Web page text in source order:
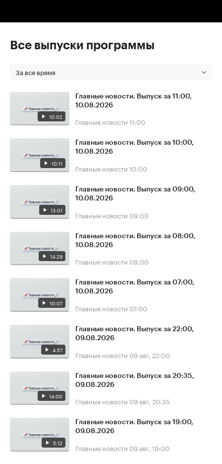
Все выпуски программы
За все время
10:02
Главные новости. Выпуск за 11:00,
10.08.2026
Главные новости 11:00
10:11
Главные новости. Выпуск за 10:00,
10.08.2026
Главные новости 10:00
13:01
Главные новости. Выпуск за 09:00,
10.08.2026
Главные новости 09:00
14:29
Главные новости. Выпуск за 08:00,
10.08.2026
Главные новости 08:00
10:07
Главные новости. Выпуск за 07:00,
10.08.2026
Главные новости 07:00
4:57
Главные новости. Выпуск за 22:00,
09.08.2026
Главные новости 09 авг, 22:00
14:00
Главные новости. Выпуск за 20:35,
09.08.2026
Главные новости 09 авг, 20:35
5:12
Главные новости. Выпуск за 19:00,
09.08.2026
Главные новости 09 авг, 19:00